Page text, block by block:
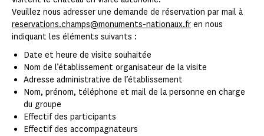
Veuillez nous adresser une demande de réservation par mail à
reservations.champs@monuments-nationaux.fr en nous
indiquant les éléments suivants :
Date et heure de visite souhaitée
Nom de l’établissement organisateur de la visite
Adresse administrative de l’établissement
Nom, prénom, téléphone et mail de la personne en charge
du groupe
Effectif des participants
Effectif des accompagnateurs